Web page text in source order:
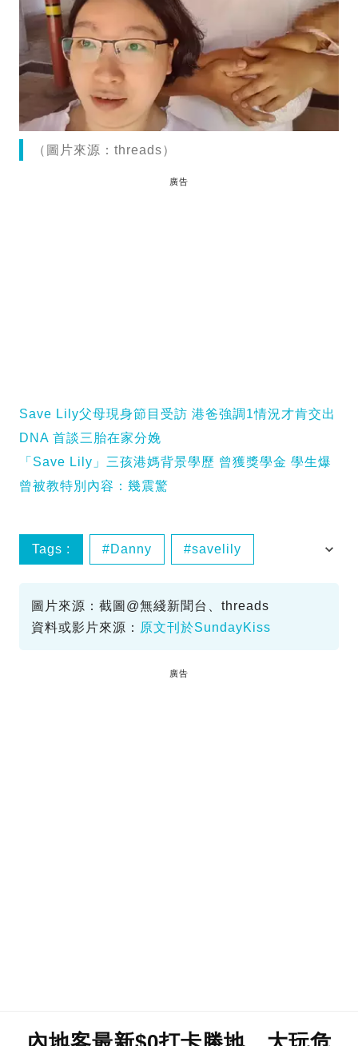
（圖片來源：threads）
廣告
Save Lily父母現身節目受訪 港爸強調1情況才肯交出
DNA 首談三胎在家分娩
「Save Lily」三孩港媽背景學歷 曾獲獎學金 學生爆
曾被教特別內容：幾震驚
Tags : Danny savelily
圖片來源：截圖@無綫新聞台、threads
資料或影片來源： 原文刊於SundayKiss
廣告